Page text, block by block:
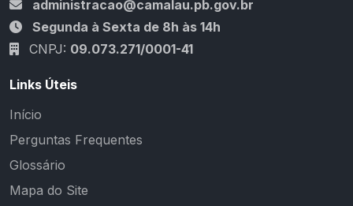
administracao@camalau.pb.gov.br
Segunda à Sexta de 8h às 14h
CNPJ: 09.073.271/0001-41
Links Úteis
Início
Perguntas Frequentes
Glossário
Mapa do Site